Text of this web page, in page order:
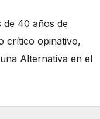
de 40 años de
crítico opinativo,
Alternativa en el